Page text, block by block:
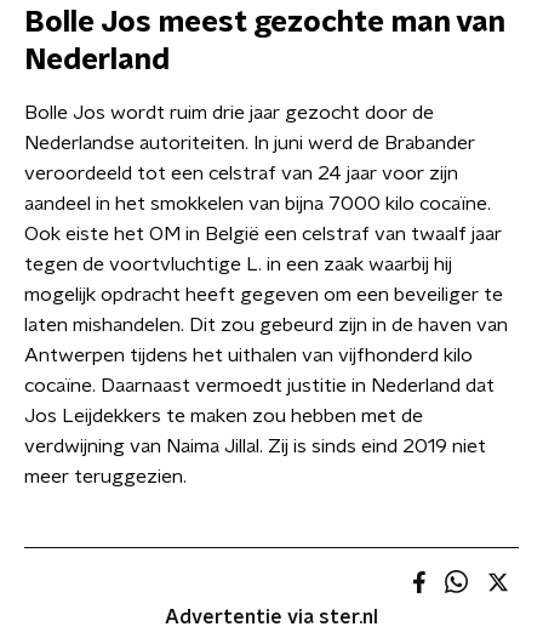
Bolle Jos meest gezochte man van
Nederland
Bolle Jos wordt ruim drie jaar gezocht door de
Nederlandse autoriteiten. In juni werd de Brabander
veroordeeld tot een celstraf van 24 jaar voor zijn
aandeel in het smokkelen van bijna 7000 kilo cocaïne.
Ook eiste het OM in België een celstraf van twaalf jaar
tegen de voortvluchtige L. in een zaak waarbij hij
mogelijk opdracht heeft gegeven om een beveiliger te
laten mishandelen. Dit zou gebeurd zijn in de haven van
Antwerpen tijdens het uithalen van vijfhonderd kilo
cocaïne. Daarnaast vermoedt justitie in Nederland dat
Jos Leijdekkers te maken zou hebben met de
verdwijning van Naima Jillal. Zij is sinds eind 2019 niet
meer teruggezien.
Advertentie via ster.nl